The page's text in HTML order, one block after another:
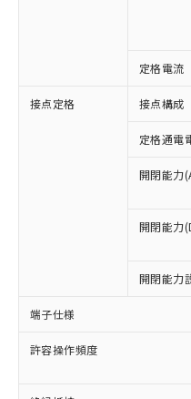
定格電流
接点定格 接点構成
定格通電
開閉能力
開閉能力
開閉能力
端子仕様
許容操作頻度
ご利用条件
以下の条件をお読
ご利用ください。
本サービス
商品の当社
(税抜)を提
当社制御機
※1 対応状況
対応済み：EU
非含有に対応した
対応予定：EU
有に対応した製品
対応予定なし：
非含有に非対応の
定はありません。
調査・確認中：EU
非含有の対応状況
商品です。
非該当品：ライセ
害物質有無と関係
※1 中国
「○」：最大均質
基準値以下である